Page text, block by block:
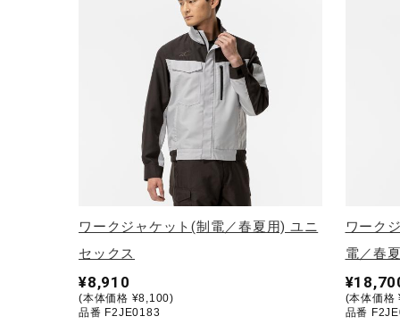
コラボ／ライセンス
ワークジャケット(制電／春夏用) ユニ
セックス
¥8,910
(本体価格 ¥8,100)
品番 F2JE0183
ワーク
電／春
(本体価格
品番